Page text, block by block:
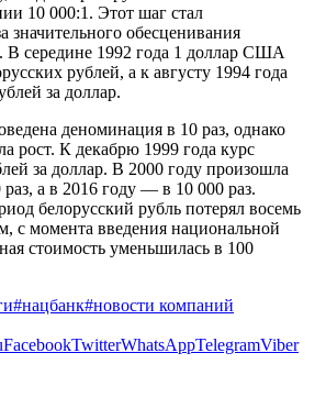
10 000:1. Этот шаг стал
значительного обесценивания
В середине 1992 года 1 доллар США
рублей, а к августу 1994 года
за доллар.
деноминация в 10 раз, однако
рост. К декабрю 1999 года курс
за доллар. В 2000 году произошла
а в 2016 году — в 10 000 раз.
белорусский рубль потерял восемь
с момента введения национальной
стоимость уменьшилась в 100
#нацбанк#новости компаний
FacebookTwitterWhatsAppTelegramViber